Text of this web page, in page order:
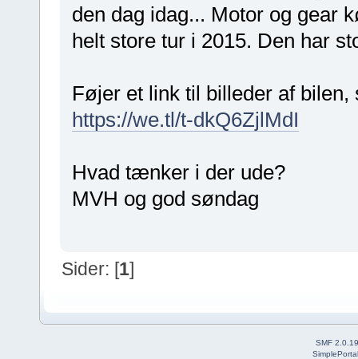
den dag idag... Motor og gear
helt store tur i 2015. Den har
Føjer et link til billeder af
https://we.tl/t-dkQ6ZjlMdI
Hvad tænker i der ude?
MVH og god søndag
Sider: [1]
SMF 2.0.19